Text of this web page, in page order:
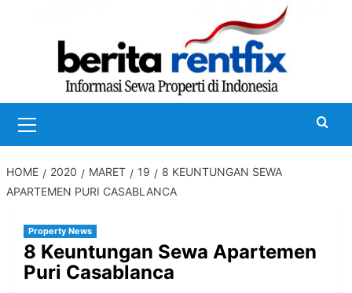
Menu
HOME 2020 MARET 19
8 KEUNTUNGAN SEWA
APARTEMEN PURI CASABLANCA
Property News
8 Keuntungan Sewa Apartemen
Puri Casablanca